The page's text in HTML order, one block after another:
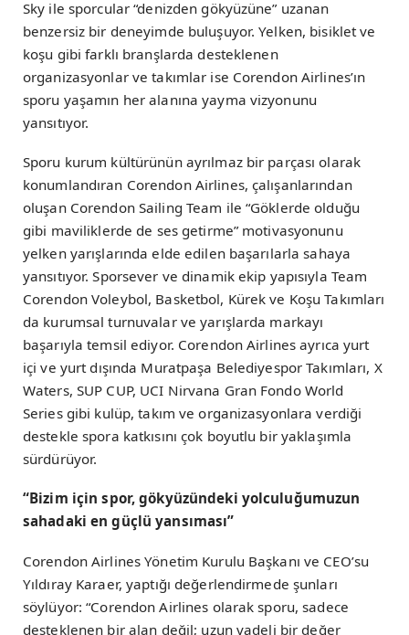
Sky ile sporcular “denizden gökyüzüne” uzanan
benzersiz bir deneyimde buluşuyor. Yelken, bisiklet ve
koşu gibi farklı branşlarda desteklenen
organizasyonlar ve takımlar ise Corendon Airlines’ın
sporu yaşamın her alanına yayma vizyonunu
yansıtıyor.
Sporu kurum kültürünün ayrılmaz bir parçası olarak
konumlandıran Corendon Airlines, çalışanlarından
oluşan Corendon Sailing Team ile “Göklerde olduğu
gibi maviliklerde de ses getirme” motivasyonunu
yelken yarışlarında elde edilen başarılarla sahaya
yansıtıyor. Sporsever ve dinamik ekip yapısıyla Team
Corendon Voleybol, Basketbol, Kürek ve Koşu Takımları
da kurumsal turnuvalar ve yarışlarda markayı
başarıyla temsil ediyor. Corendon Airlines ayrıca yurt
içi ve yurt dışında Muratpaşa Belediyespor Takımları, X
Waters, SUP CUP, UCI Nirvana Gran Fondo World
Series gibi kulüp, takım ve organizasyonlara verdiği
destekle spora katkısını çok boyutlu bir yaklaşımla
sürdürüyor.
“Bizim için spor, gökyüzündeki yolculuğumuzun
sahadaki en güçlü yansıması”
Corendon Airlines Yönetim Kurulu Başkanı ve CEO’su
Yıldıray Karaer, yaptığı değerlendirmede şunları
söylüyor: “Corendon Airlines olarak sporu, sadece
desteklenen bir alan değil; uzun vadeli bir değer